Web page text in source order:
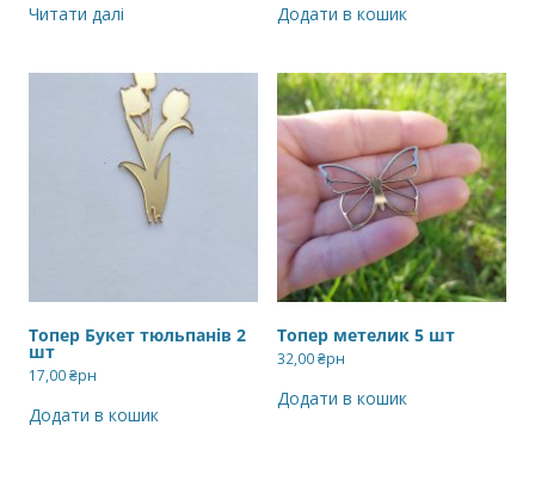
Читати далі Додати в кошик
Топер Букет тюльпанів 2
шт
17,00₴рн
Додати в кошик
Топер метелик 5 шт
32,00₴рн
Додати в кошик